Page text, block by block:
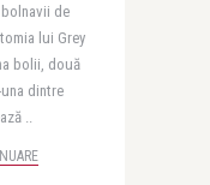
de
lui Grey
bolii, două
dintre
..